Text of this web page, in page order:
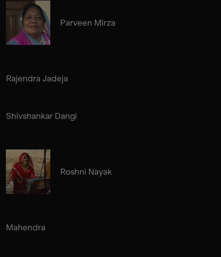
Parveen Mirza
Rajendra Jadeja
Shivshankar Dangi
Roshni Nayak
Mahendra